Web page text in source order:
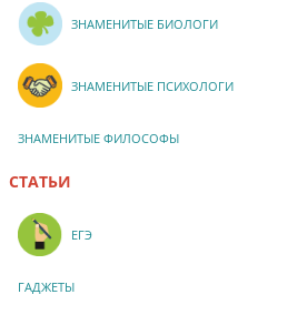
ЗНАМЕНИТЫЕ БИОЛОГИ
ЗНАМЕНИТЫЕ ПСИХОЛОГИ
ЗНАМЕНИТЫЕ ФИЛОСОФЫ
СТАТЬИ
ЕГЭ
ГАДЖЕТЫ